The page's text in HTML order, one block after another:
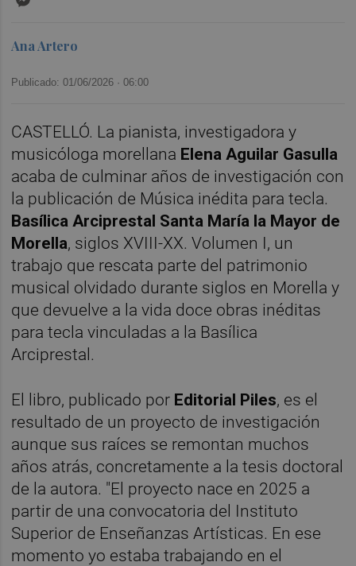
Ana Artero
Publicado: 01/06/2026 ·06:00
CASTELLÓ. La pianista, investigadora y
musicóloga morellana Elena Aguilar Gasulla
acaba de culminar años de investigación con
la publicación de Música inédita para tecla.
Basílica Arciprestal Santa María la Mayor de
Morella, siglos XVIII-XX. Volumen I, un
trabajo que rescata parte del patrimonio
musical olvidado durante siglos en Morella y
que devuelve a la vida doce obras inéditas
para tecla vinculadas a la Basílica
Arciprestal.
El libro, publicado por Editorial Piles, es el
resultado de un proyecto de investigación
aunque sus raíces se remontan muchos
años atrás, concretamente a la tesis doctoral
de la autora. "El proyecto nace en 2025 a
partir de una convocatoria del Instituto
Superior de Enseñanzas Artísticas. En ese
momento yo estaba trabajando en el